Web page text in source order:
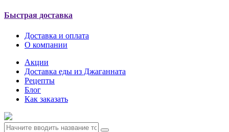
Быстрая доставка
Доставка и оплата
О компании
Акции
Доставка еды из Джаганната
Рецепты
Блог
Как заказать